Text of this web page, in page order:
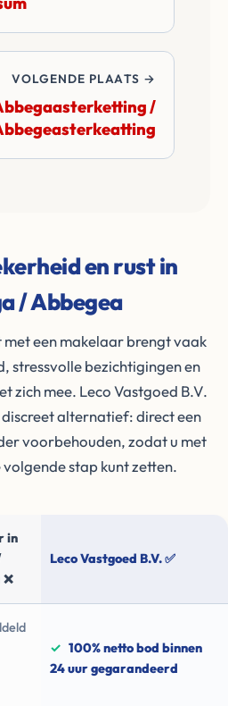
VOLGENDE PLAATS →
/
en rust in
/ Abbegea
een makelaar brengt vaak
stressvolle bezichtigingen en
zich mee. Leco Vastgoed B.V.
discreet alternatief: direct een
voorbehouden, zodat u met
stap kunt zetten.
in
Leco Vastgoed B.V. ✅
✓ 100% netto bod binnen
24 uur gegarandeerd